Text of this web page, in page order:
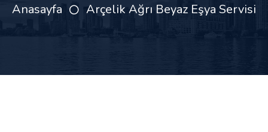
Anasayfa Arçelik Ağrı Beyaz Eşya Servisi